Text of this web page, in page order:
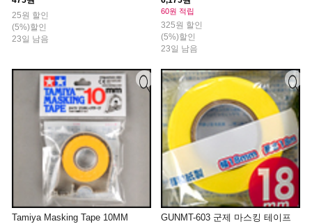
25원 할인
(5%)할인
23일 남음
60원 적립
325원 할인
(5%)할인
23일 남음
Tamiya Masking Tape 10MM
GUNMT-603 군제 마스킹 테이프